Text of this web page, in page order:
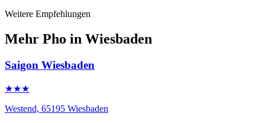
Weitere Empfehlungen
Mehr Pho in Wiesbaden
Saigon Wiesbaden
★★★
Westend, 65195 Wiesbaden